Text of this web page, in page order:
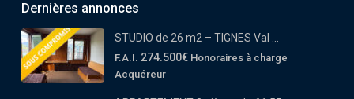
Dernières annonces
STUDIO de 26 m2 – TIGNES Val ...
F.A.I. 274.500€ Honoraires à charge
Acquéreur